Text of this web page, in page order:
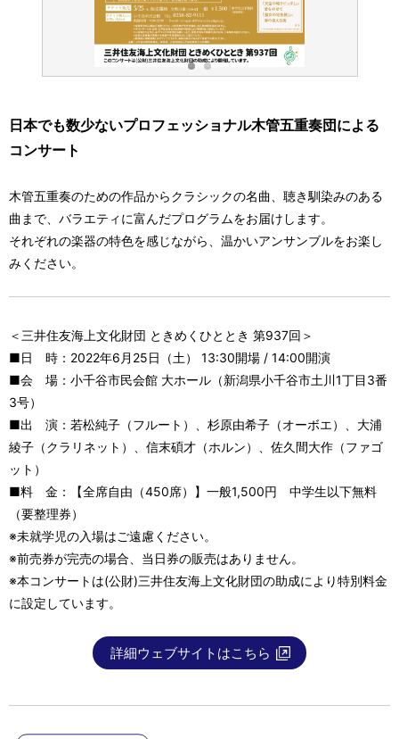
日本でも数少ないプロフェッショナル木管五重奏団による
コンサート
木管五重奏のための作品からクラシックの名曲、聴き馴染みのある
曲まで、バラエティに富んだプログラムをお届けします。
それぞれの楽器の特色を感じながら、温かいアンサンブルをお楽し
みください。
＜三井住友海上文化財団 ときめくひととき 第937回＞
■日 時：2022年6月25日（土） 13:30開場 / 14:00開演
■会 場：小千谷市民会館 大ホール（新潟県小千谷市土川1丁目3番
3号）
■出 演：若松純子（フルート）、杉原由希子（オーボエ）、大浦
綾子（クラリネット）、信末碩才（ホルン）、佐久間大作（ファゴ
ット）
■料 金：【全席自由（450席）】一般1,500円 中学生以下無料
（要整理券）
※未就学児の入場はご遠慮ください。
※前売券が完売の場合、当日券の販売はありません。
※本コンサートは(公財)三井住友海上文化財団の助成により特別料金
に設定しています。
詳細ウェブサイトはこちら